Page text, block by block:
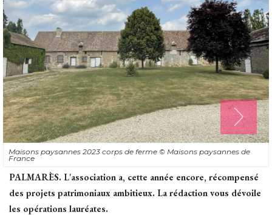
Maisons paysannes 2023 corps de ferme © Maisons paysannes de
France
PALMARÈS. L'association a, cette année encore, récompensé
des projets patrimoniaux ambitieux. La rédaction vous dévoile
les opérations lauréates.